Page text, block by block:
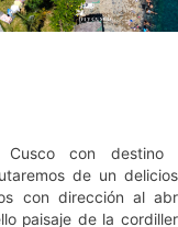
Cusco con destino
de un
con dirección al
paisaje de la